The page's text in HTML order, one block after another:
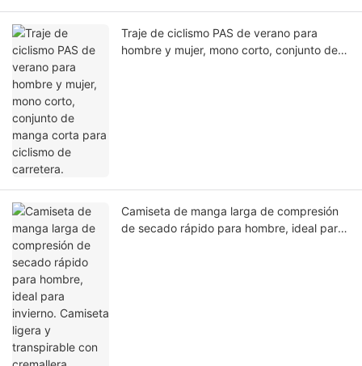
Traje de ciclismo PAS de verano para
hombre y mujer, mono corto, conjunto de
Camiseta de manga larga de compresión
de secado rápido para hombre, ideal para